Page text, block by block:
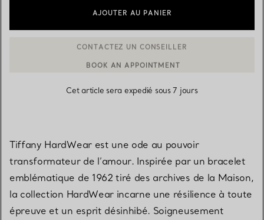
AJOUTER AU PANIER
Cet article sera expedié sous 7 jours
Tiffany HardWear est une ode au pouvoir
transformateur de l’amour. Inspirée par un bracelet
emblématique de 1962 tiré des archives de la Maison,
la collection HardWear incarne une résilience à toute
épreuve et un esprit désinhibé. Soigneusement